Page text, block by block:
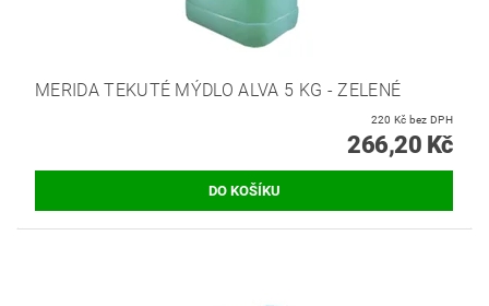
MERIDA TEKUTÉ MÝDLO ALVA 5 KG - ZELENÉ
220 Kč bez DPH
266,20 Kč